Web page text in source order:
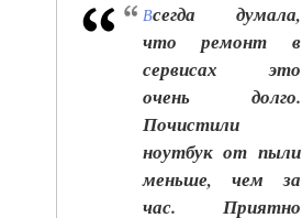
Всегда думала,
что ремонт в
сервисах это
очень долго.
Почистили
ноутбук от пыли
меньше, чем за
час. Приятно